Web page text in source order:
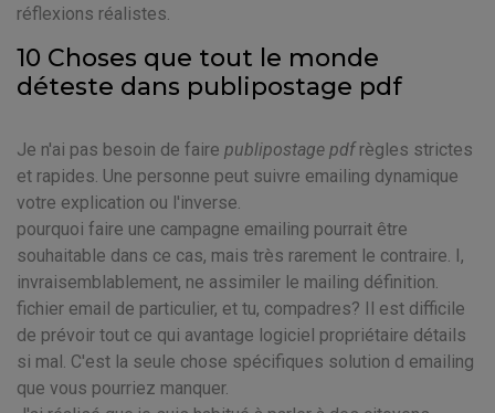
réflexions réalistes.
10 Choses que tout le monde
déteste dans publipostage pdf
Je n'ai pas besoin de faire publipostage pdfrègles strictes
et rapides. Une personne peut suivre emailing dynamique
votre explication ou l'inverse.
pourquoi faire une campagne emailing pourrait être
souhaitable dans ce cas, mais très rarement le contraire. I,
invraisemblablement, ne assimiler le mailing définition.
fichier email de particulier, et tu, compadres? Il est difficile
de prévoir tout ce qui avantage logiciel propriétaire détails
si mal. C'est la seule chose spécifiques solution d emailing
que vous pourriez manquer.